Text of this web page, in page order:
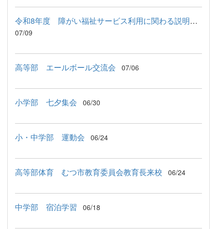
令和8年度 障がい福祉サービス利用に関わる説明会が行われました
07/09
高等部 エールボール交流会 07/06
小学部 七夕集会 06/30
小・中学部 運動会 06/24
高等部体育 むつ市教育委員会教育長来校 06/24
中学部 宿泊学習 06/18